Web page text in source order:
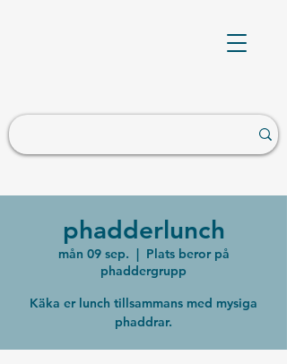
phadderlunch
mån 09 sep.
  |
Plats beror på
phaddergrupp
Käka er lunch tillsammans med mysiga
phaddrar.